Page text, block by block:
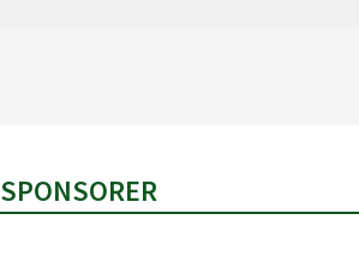
SPONSORER